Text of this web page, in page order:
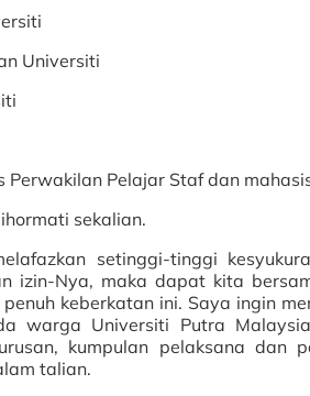
Universiti
Perwakilan Pelajar Staf dan
sekalian.
setinggi-tinggi
izin-Nya, maka dapat kita
keberkatan ini. Saya ingin
warga Universiti Putra
kumpulan pelaksana dan
talian.